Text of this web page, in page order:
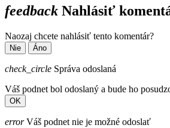
feedback Nahlásiť
Naozaj chcete nahlásiť tento komentár?
Nie Áno
check_circle Správa odoslaná
Váš podnet bol odoslaný a bude ho
OK
errorVáš podnet nie je možné odoslať